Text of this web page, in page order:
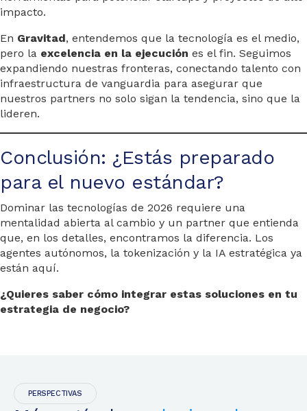
impacto.
En Gravitad, entendemos que la tecnología es el medio,
pero la excelencia en la ejecución es el fin. Seguimos
expandiendo nuestras fronteras, conectando talento con
infraestructura de vanguardia para asegurar que
nuestros partners no solo sigan la tendencia, sino que la
lideren.
Conclusión: ¿Estás preparado
para el nuevo estándar?
Dominar las tecnologías de 2026 requiere una
mentalidad abierta al cambio y un partner que entienda
que, en los detalles, encontramos la diferencia. Los
agentes autónomos, la tokenización y la IA estratégica ya
están aquí.
¿Quieres saber cómo integrar estas soluciones en tu
estrategia de negocio?
PERSPECTIVAS